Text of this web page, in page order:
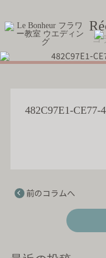
コ
482C97E1-CE77-
前のコラムへ